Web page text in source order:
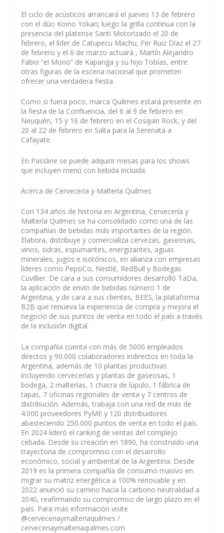
El ciclo de acústicos arrancará el jueves 13 de febrero
con el dúo Koino Yokan; luego la grilla continua con la
presencia del platense Santi Motorizado el 20 de
febrero, el líder de Catupecu Machu, Fer Ruiz Díaz el 27
de febrero y el 6 de marzo actuará , Martín Alejandro
Fabio “el Mono” de Kapanga y su hijo Tobías, entre
otras figuras de la escena nacional que prometen
ofrecer una verdadera fiesta.
Como si fuera poco, marca Quilmes estará presente en
la fiesta de la Confluencia, del 6 al 9 de febrero en
Neuquén, 15 y 16 de febrero en el Cosquín Rock, y del
20 al 22 de febrero en Salta para la Serenata a
Cafayate.
En Passline se puede adquirir mesas para los shows
que incluyen menú con bebida incluida.
Acerca de Cervecería y Maltería Quilmes
Con 134 años de historia en Argentina, Cervecería y
Maltería Quilmes se ha consolidado como una de las
compañías de bebidas más importantes de la región.
Elabora, distribuye y comercializa cervezas, gaseosas,
vinos, sidras, espumantes, energizantes, aguas
minerales, jugos e isotónicos, en alianza con empresas
líderes como PepsiCo, Nestlé, RedBull y Bodegas
Cuvillier. De cara a sus consumidores desarrolló TaDa,
la aplicación de envío de bebidas número 1 de
Argentina, y de cara a sus clientes, BEES, la plataforma
B2B que renueva la experiencia de compra y mejora el
negocio de sus puntos de venta en todo el país a través
de la inclusión digital.
La compañía cuenta con más de 5000 empleados
directos y 90.000 colaboradores indirectos en toda la
Argentina, además de 10 plantas productivas
incluyendo cervecerías y plantas de gaseosas, 1
bodega, 2 malterías, 1 chacra de lúpulo, 1 fábrica de
tapas, 7 oficinas regionales de venta y 7 centros de
distribución. Además, trabaja con una red de más de
4.000 proveedores PyME y 120 distribuidores
abasteciendo 250.000 puntos de venta en todo el país.
En 2024 lideró el ranking de ventas del complejo
cebada. Desde su creación en 1890, ha construido una
trayectoria de compromiso con el desarrollo
económico, social y ambiental de la Argentina. Desde
2019 es la primera compañía de consumo masivo en
migrar su matriz energética a 100% renovable y en
2022 anunció su camino hacia la carbono neutralidad a
2040, reafirmando su compromiso de largo plazo en el
país. Para más información visite
@cerveceriaymalteriaquilmes /
cerveceriaymalteriaquilmes.com